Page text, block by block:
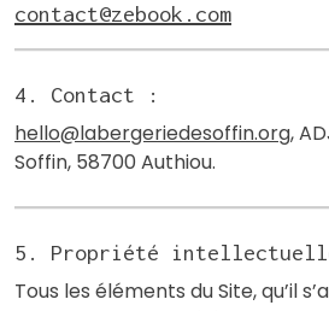
contact@zebook.com
4. Contact :
hello@labergeriedesoffin.org,
Soffin, 58700 Authiou.
5. Propriété
Tous les éléments du Site, qu’il